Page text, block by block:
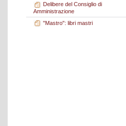
Delibere del Consiglio di
Amministrazione
"Mastro": libri mastri